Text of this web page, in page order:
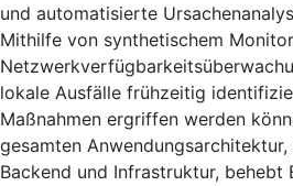
und automatisierte
Mithilfe von synthetischem
lokale Ausfälle frühzeitig
Maßnahmen ergriffen werden
gesamten
Backend und Infrastruktur, behebt